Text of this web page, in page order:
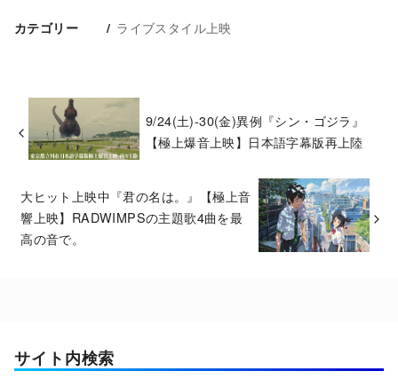
カテゴリー ライブスタイル上映
9/24(土)-30(金)異例『シン・ゴジラ』
【極上爆音上映】日本語字幕版再上陸
大ヒット上映中『君の名は。』【極上音
響上映】RADWIMPSの主題歌4曲を最
高の音で。
サイト内検索